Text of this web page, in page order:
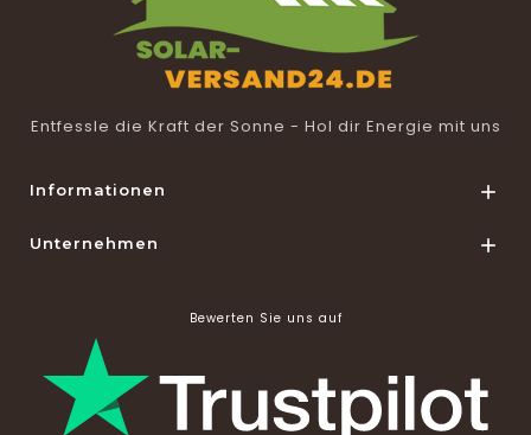
Entfessle die Kraft der Sonne - Hol dir Energie mit uns
Informationen 
Unternehmen 
Bewerten Sie uns auf